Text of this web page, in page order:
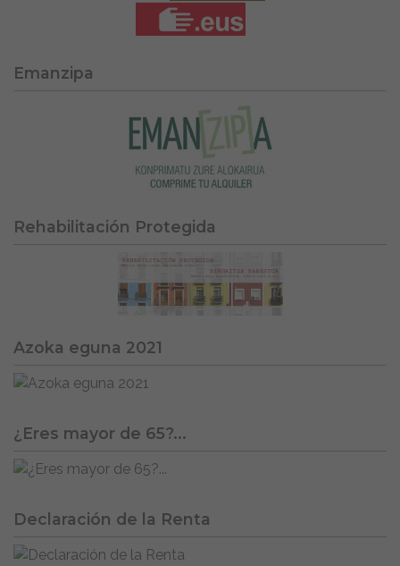
Emanzipa
Rehabilitación Protegida
Azoka eguna 2021
¿Eres mayor de 65?...
Declaración de la Renta